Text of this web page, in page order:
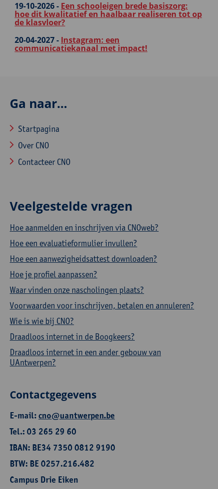
19-10-2026 - Een schooleigen brede basiszorg:
hoe dit kwalitatief en haalbaar realiseren tot op
de klasvloer?
20-04-2027 - Instagram: een
communicatiekanaal met impact!
Ga naar...
Startpagina
Over CNO
Contacteer CNO
Veelgestelde vragen
Hoe aanmelden en inschrijven via CNOweb?
Hoe een evaluatieformulier invullen?
Hoe een aanwezigheidsattest downloaden?
Hoe je profiel aanpassen?
Waar vinden onze nascholingen plaats?
Voorwaarden voor inschrijven, betalen en annuleren?
Wie is wie bij CNO?
Draadloos internet in de Boogkeers?
Draadloos internet in een ander gebouw van
UAntwerpen?
Contactgegevens
E-mail:cno@uantwerpen.be
Tel.: 03 265 29 60
IBAN: BE34 7350 0812 9190
BTW: BE 0257.216.482
Campus Drie Eiken